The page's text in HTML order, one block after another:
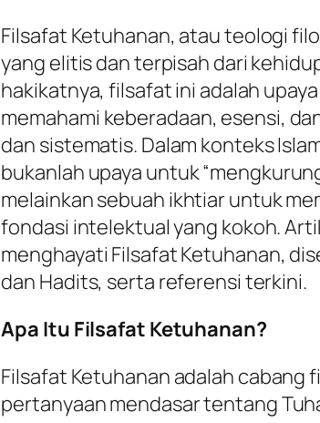
Filsafat Ketuhanan, atau teologi
yang elitis dan terpisah dari
hakikatnya, filsafat ini adalah
memahami keberadaan, esensi,
dan sistematis. Dalam konteks
bukanlah upaya untuk
melainkan sebuah ikhtiar untuk
fondasi intelektual yang kokoh.
menghayati Filsafat Ketuhanan,
dan Hadits, serta referensi terkini.
Apa Itu Filsafat Ketuhanan?
Filsafat Ketuhanan adalah
pertanyaan mendasar tentang